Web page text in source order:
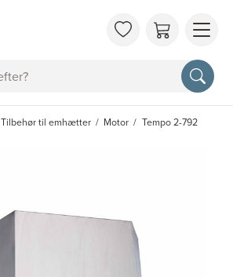
OM
FAQ
Tilbehør til emhætter Motor Tempo 2-792